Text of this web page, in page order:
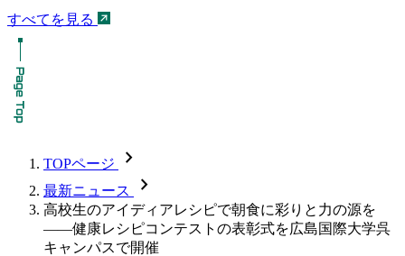
すべてを見る
TOPページ chevron_forward
最新ニュース chevron_forward
高校生のアイディアレシピで朝食に彩りと力の源を
――健康レシピコンテストの表彰式を広島国際大学呉
キャンパスで開催